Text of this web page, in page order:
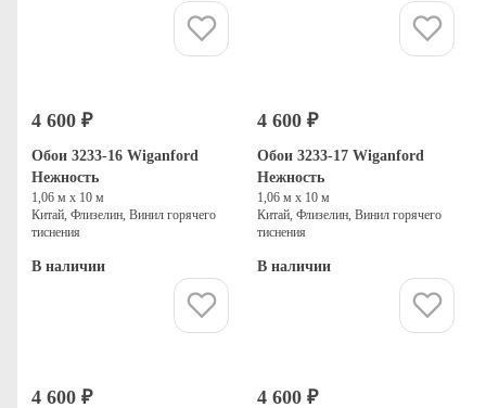
4 600 ₽
Обои 3233-16 Wiganford
Нежность
1,06 м х 10 м
Китай, Флизелин, Винил горячего
тиснения
В наличии
4 600 ₽
Обои 3233-17 Wiganford
Нежность
1,06 м х 10 м
Китай, Флизелин, Винил горячего
тиснения
В наличии
4 600 ₽ 4 600 ₽